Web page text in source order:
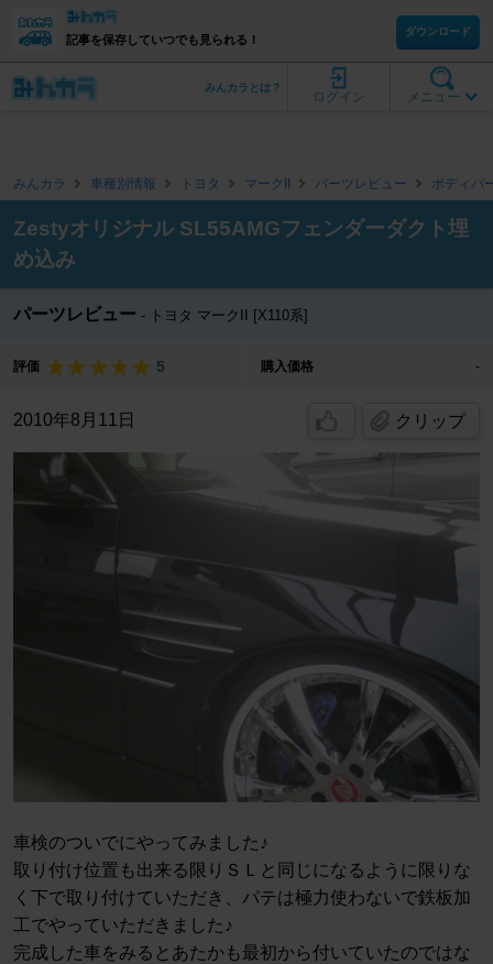
記事を保存していつでも見られる！
ダウンロード
メニュー
ログイン
みんカラとは？
みんカラ 車種別情報 トヨタ マークII パーツレビュー ボディパ
Zestyオリジナル SL55AMGフェンダーダクト埋
め込み
パーツレビュー トヨタ マークII [X110系]
評価 5 購入価格 -
2010年8月11日 クリップ
車検のついでにやってみました♪
取り付け位置も出来る限りＳＬと同じになるように限りな
く下で取り付けていただき、パテは極力使わないで鉄板加
工でやっていただきました♪
完成した車をみるとあたかも最初から付いていたのではな